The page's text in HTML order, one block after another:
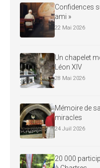
Confidences
ami »
22 Mai 2026
Un chapelet
Léon XIV
28 Mai 2026
Mémoire de
miracles
24 Juil 2026
20 000